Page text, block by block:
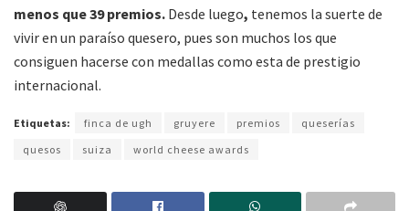
menos que 39 premios. Desde luego, tenemos la suerte de
vivir en un paraíso quesero, pues son muchos los que
consiguen hacerse con medallas como esta de prestigio
internacional.
Etiquetas: finca de ugh gruyere premios
queserías
quesos
suiza world cheese awards